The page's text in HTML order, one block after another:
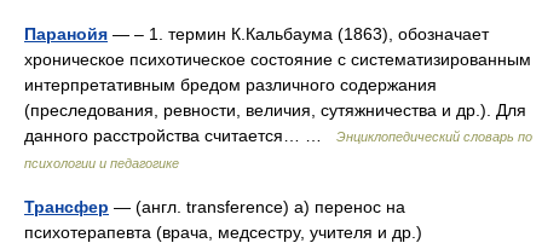
Паранойя — – 1. термин К.Кальбаума (1863), обозначает
хроническое психотическое состояние с систематизированным
интерпретативным бредом различного содержания
(преследования, ревности, величия, сутяжничества и др.). Для
данного расстройства считается… …
Энциклопедический словарь по
психологии и педагогике
Трансфер — (англ. transference) а) перенос на
психотерапевта (врача, медсестру, учителя и др.)